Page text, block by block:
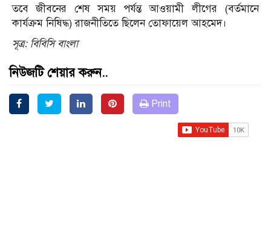
তবে জীবনের শেষ সময় পর্যন্ত আওয়ামী লীগের (বর্তমানে
কার্যক্রম নিষিদ্ধ) রাজনীতিতে ছিলেন তোফায়েল আহমেদ।
সূত্র: বিবিসি বাংলা
নিউজটি শেয়ার করুন..
Print